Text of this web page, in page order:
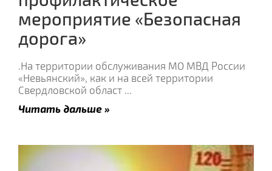
мероприятие «Безопасная
дорога»
.На территории обслуживания МО МВД России
«Невьянский», как и на всей территории
Свердловской област ...
Читать дальше »